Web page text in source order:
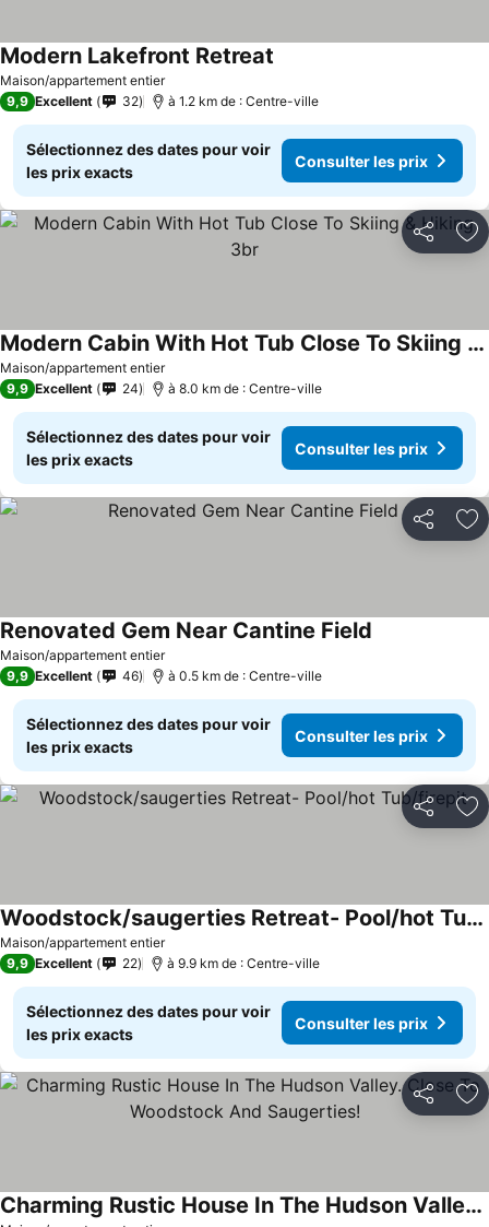
Maison/appartement entier
Modern Lakefront Retreat
9,9 Excellent 32 à 1.2 km de : Centre-ville
Sélectionnez des dates pour voir
les prix exacts
Consulter les prix
Partager
Maison/appartement entier
Modern Cabin With Hot Tub Close To Skiing & Hiking 3br
9,9 Excellent 24 à 8.0 km de : Centre-ville
Sélectionnez des dates pour voir
les prix exacts
Consulter les prix
Partager
Maison/appartement entier
Renovated Gem Near Cantine Field
9,9 Excellent 46 à 0.5 km de : Centre-ville
Sélectionnez des dates pour voir
les prix exacts
Consulter les prix
Partager
Maison/appartement entier
Woodstock/saugerties Retreat- Pool/hot Tub/firepit
9,9 Excellent 22 à 9.9 km de : Centre-ville
Sélectionnez des dates pour voir
les prix exacts
Consulter les prix
Partager
Charming Rustic House In The Hudson Valley. Close To Woodstock And Saugerties!